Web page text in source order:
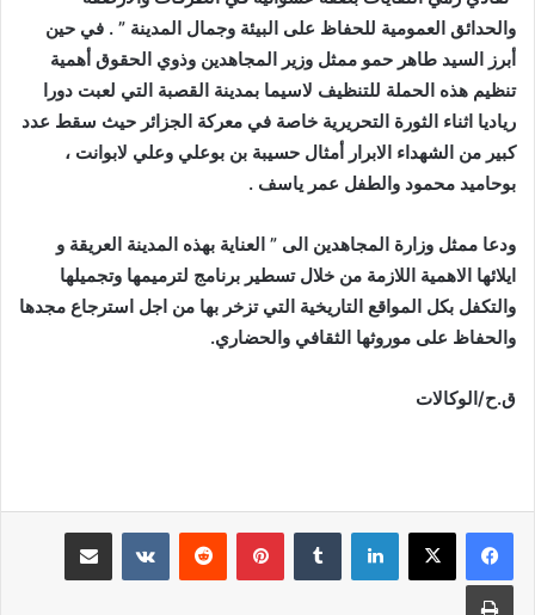
والحدائق العمومية للحفاظ على البيئة وجمال المدينة ” . في حين
أبرز السيد طاهر حمو ممثل وزير المجاهدين وذوي الحقوق أهمية
تنظيم هذه الحملة للتنظيف لاسيما بمدينة القصبة التي لعبت دورا
رياديا اثناء الثورة التحريرية خاصة في معركة الجزائر حيث سقط عدد
كبير من الشهداء الابرار أمثال حسيبة بن بوعلي وعلي لابوانت ،
بوحاميد محمود والطفل عمر ياسف .
ودعا ممثل وزارة المجاهدين الى ” العناية بهذه المدينة العريقة و
ايلائها الاهمية اللازمة من خلال تسطير برنامج لترميمها وتجميلها
والتكفل بكل المواقع التاريخية التي تزخر بها من اجل استرجاع مجدها
والحفاظ على موروثها الثقافي والحضاري.
ق.ح/الوكالات
لينكدإن بينتيريست
طباعة